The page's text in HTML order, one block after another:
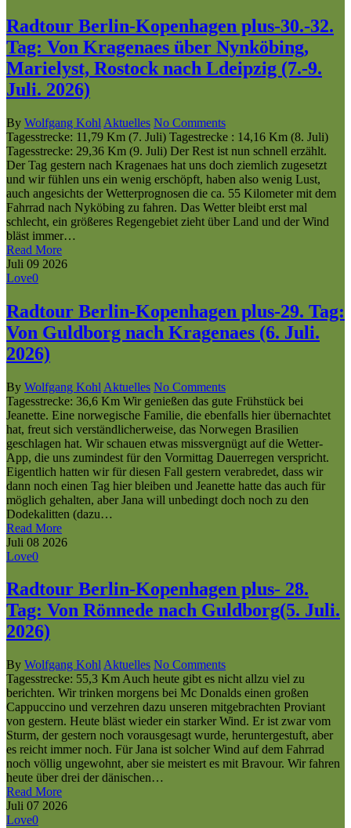
Radtour Berlin-Kopenhagen plus-30.-32.
Tag: Von Kragenaes über Nynköbing,
Marielyst, Rostock nach Ldeipzig (7.-9.
Juli. 2026)
By Wolfgang Kohl Aktuelles No Comments
Tagesstrecke: 11,79 Km (7. Juli) Tagestrecke : 14,16 Km (8. Juli)
Tagesstrecke: 29,36 Km (9. Juli) Der Rest ist nun schnell erzählt.
Der Tag gestern nach Kragenaes hat uns doch ziemlich zugesetzt
und wir fühlen uns ein wenig erschöpft, haben also wenig Lust,
auch angesichts der Wetterprognosen die ca. 55 Kilometer mit dem
Fahrrad nach Nyköbing zu fahren. Das Wetter bleibt erst mal
schlecht, ein größeres Regengebiet zieht über Land und der Wind
bläst immer…
Read More
Juli 09 2026
Love0
Radtour Berlin-Kopenhagen plus-29. Tag:
Von Guldborg nach Kragenaes (6. Juli.
2026)
By Wolfgang Kohl Aktuelles No Comments
Tagesstrecke: 36,6 Km Wir genießen das gute Frühstück bei
Jeanette. Eine norwegische Familie, die ebenfalls hier übernachtet
hat, freut sich verständlicherweise, das Norwegen Brasilien
geschlagen hat. Wir schauen etwas missvergnügt auf die Wetter-
App, die uns zumindest für den Vormittag Dauerregen verspricht.
Eigentlich hatten wir für diesen Fall gestern verabredet, dass wir
dann noch einen Tag hier bleiben und Jeanette hatte das auch für
möglich gehalten, aber Jana will unbedingt doch noch zu den
Dodekalitten (dazu…
Read More
Juli 08 2026
Love0
Radtour Berlin-Kopenhagen plus- 28.
Tag: Von Rönnede nach Guldborg(5. Juli.
2026)
By Wolfgang Kohl Aktuelles No Comments
Tagesstrecke: 55,3 Km Auch heute gibt es nicht allzu viel zu
berichten. Wir trinken morgens bei Mc Donalds einen großen
Cappuccino und verzehren dazu unseren mitgebrachten Proviant
von gestern. Heute bläst wieder ein starker Wind. Er ist zwar vom
Sturm, der gestern noch vorausgesagt wurde, heruntergestuft, aber
es reicht immer noch. Für Jana ist solcher Wind auf dem Fahrrad
noch völlig ungewohnt, aber sie meistert es mit Bravour. Wir fahren
heute über drei der dänischen…
Read More
Juli 07 2026
Love0